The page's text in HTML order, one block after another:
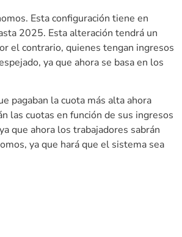
Esta configuración tiene en
2025. Esta alteración tendrá un
el contrario, quienes tengan ingresos
ya que ahora se basa en los
pagaban la cuota más alta ahora
las cuotas en función de sus ingresos
que ahora los trabajadores sabrán
ya que hará que el sistema sea